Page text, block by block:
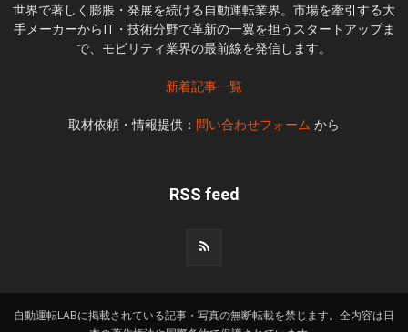
世界で著しく膨脹・発展を続ける自動運転業界。市場を牽引する大
手メーカーからIT・技術分野で革新の一翼を担うスタートアップま
で、モビリティ業界の最前線を発信します。
新着記事一覧
取材依頼・情報提供： 問い合わせフォーム から
RSS feed
自動運転LABに掲載されている記事・写真の無断転載を禁じます。全内容は日